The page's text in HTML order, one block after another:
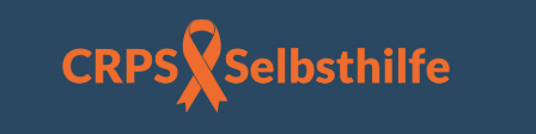
springen